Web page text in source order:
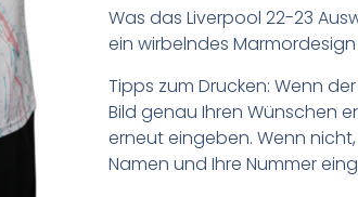
Was das Liverpool 22-23
ein wirbelndes
Tipps zum Drucken: Wenn
Bild genau Ihren Wünschen
erneut eingeben. Wenn
Namen und Ihre Nummer